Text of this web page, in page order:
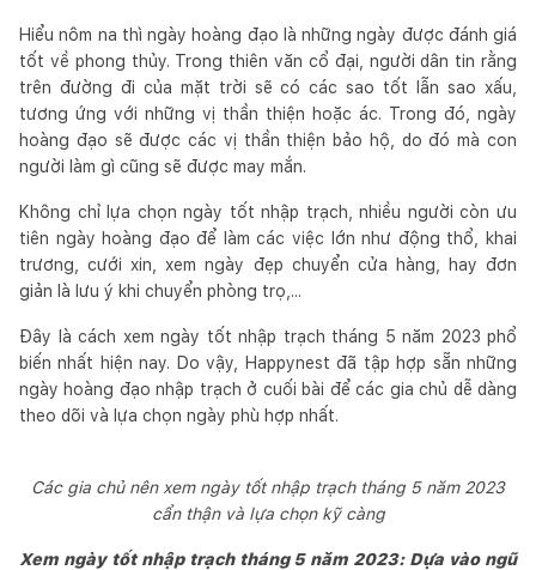
Hiểu nôm na thì ngày hoàng đạo là những ngày được đánh giá
tốt về phong thủy. Trong thiên văn cổ đại, người dân tin rằng
trên đường đi của mặt trời sẽ có các sao tốt lẫn sao xấu,
tương ứng với những vị thần thiện hoặc ác. Trong đó, ngày
hoàng đạo sẽ được các vị thần thiện bảo hộ, do đó mà con
người làm gì cũng sẽ được may mắn.
Không chỉ lựa chọn ngày tốt nhập trạch, nhiều người còn ưu
tiên ngày hoàng đạo để làm các việc lớn như động thổ, khai
trương, cưới xin, xem ngày đẹp chuyển cửa hàng, hay đơn
giản là lưu ý khi chuyển phòng trọ,...
Đây là cách xem ngày tốt nhập trạch tháng 5 năm 2023 phổ
biến nhất hiện nay. Do vậy, Happynest đã tập hợp sẵn những
ngày hoàng đạo nhập trạch ở cuối bài để các gia chủ dễ dàng
theo dõi và lựa chọn ngày phù hợp nhất.
Các gia chủ nên xem ngày tốt nhập trạch tháng 5 năm 2023
cẩn thận và lựa chọn kỹ càng
Xem ngày tốt nhập trạch tháng 5 năm 2023: Dựa vào ngũ